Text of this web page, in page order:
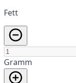
Fett
Gramm